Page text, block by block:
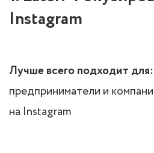
Instagram
Лучше всего подходит для:
предприниматели и
на Instagram